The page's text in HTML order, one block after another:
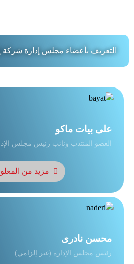
التعريف بأعضاء مجلس إدارة شركة
علی بیات ماکو
العضو المنتدب ونائب رئيس مجلس
مزيد من
محسن نادری
رئيس مجلس الإدارة (غير إلزامي)